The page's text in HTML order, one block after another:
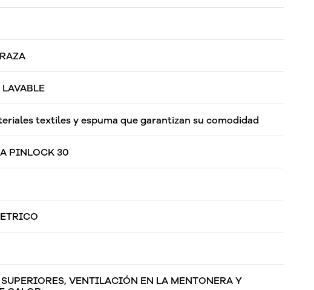
textiles y espuma que garantizan su comodidad
PINLOCK 30
VENTILACIÓN EN LA MENTONERA Y